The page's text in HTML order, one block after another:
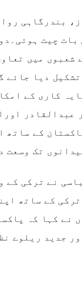
بندرگاہی
چیت
شعبوں میں
دیا جائے
کاری کے
عبدالقادر
کے ساتھ
تک وسعت
نے ترکی کے
کے ساتھ
نے کہا کہ
جدید ریلوے